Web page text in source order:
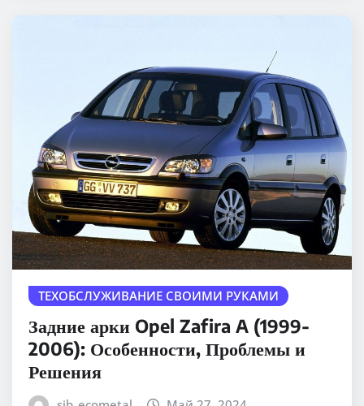
ТЕХОБСЛУЖИВАНИЕ СВОИМИ РУКАМИ
Задние арки Opel Zafira A (1999-
2006): Особенности, Проблемы и
Решения